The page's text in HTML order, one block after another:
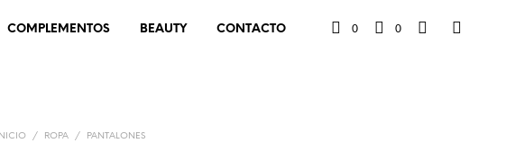
COMPLEMENTOS BEAUTY CONTACTO 0 0
INICIO / ROPA / PANTALONES